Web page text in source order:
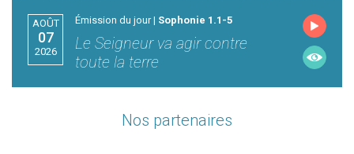
AOÛT
07
2026
Émission du jour | Sophonie 1.1-5
Le Seigneur va agir contre
toute la terre
Nos partenaires